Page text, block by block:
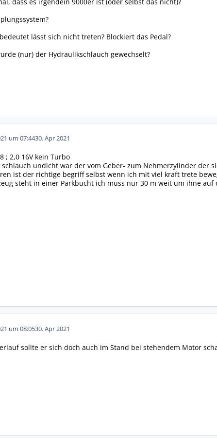
dass es irgendein 9000er ist (oder selbst das nicht)?
lässt sich nicht treten? Blockiert das Pedal?
(nur) der Hydraulikschlauch gewechselt?
um 07:4430. Apr 2021
; 2,0 16V kein Turbo
undicht war der vom Geber- zum Nehmerzylinder der
ist der richtige begriff selbst wenn ich mit viel kraft trete
steht in einer Parkbucht ich muss nur 30 m weit um ihne
um 08:0530. Apr 2021
sollte er sich doch auch im Stand bei stehendem Motor